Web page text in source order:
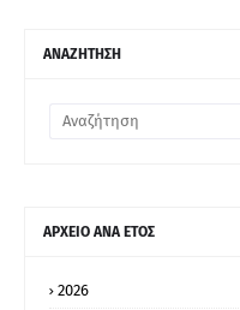
ΑΝΑΖΗΤΗΣΗ
ΑΡΧΕΙΟ ΑΝΑ ΕΤΟΣ
2026